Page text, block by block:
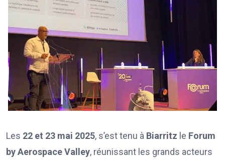
Les 22 et 23 mai 2025, s’est tenu à Biarritz le Forum
by Aerospace Valley, réunissant les grands acteurs